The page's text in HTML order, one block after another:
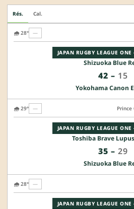
Rés. Cal.
JAPAN RUGBY LEAGUE
Shizuoka Blue
42 – 15
Yokohama Canon
🌧️ 28° —
JAPAN RUGBY LEAGUE
Toshiba Brave
35 – 29
Shizuoka Blue
🌧️ 29° —
JAPAN RUGBY LEAGUE
🌧️ 28° —